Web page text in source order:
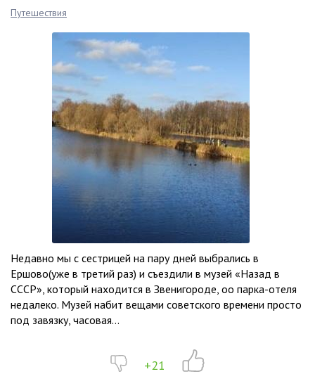
Путешествия
Недавно мы с сестрицей на пару дней выбрались в
Ершово(уже в третий раз) и съездили в музей «Назад в
СССР», который находится в Звенигороде, оо парка-отеля
недалеко. Музей набит вещами советского времени просто
под завязку, часовая...
+21